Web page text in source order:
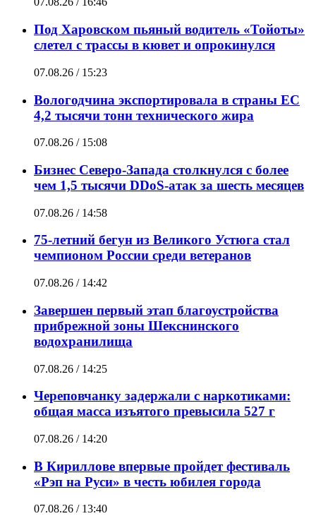
Под Харовском пьяный водитель «Тойоты»
слетел с трассы в кювет и опрокинулся
07.08.26 / 15:23
Вологодчина экспортировала в страны ЕС
4,2 тысячи тонн технического жира
07.08.26 / 15:08
Бизнес Северо-Запада столкнулся с более
чем 1,5 тысячи DDoS-атак за шесть месяцев
07.08.26 / 14:58
75-летний бегун из Великого Устюга стал
чемпионом России среди ветеранов
07.08.26 / 14:42
Завершен первый этап благоустройства
прибрежной зоны Шекснинского
водохранилища
07.08.26 / 14:25
Череповчанку задержали с наркотиками:
общая масса изъятого превысила 527 г
07.08.26 / 14:20
В Кириллове впервые пройдет фестиваль
«Рэп на Руси» в честь юбилея города
07.08.26 / 13:40